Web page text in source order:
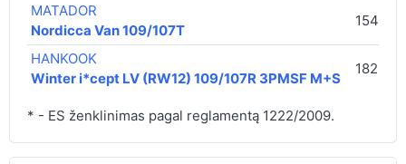
MATADOR
Nordicca Van 109/107T
154,00
HANKOOK
Winter i*cept LV (RW12) 109/107R 3PMSF M+S
182,00
* - ES ženklinimas pagal reglamentą 1222/2009.